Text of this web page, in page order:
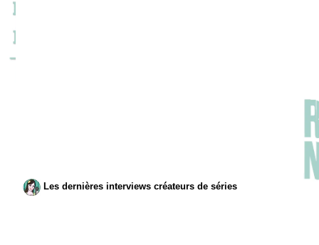
Les dernières interviews créateurs de séries